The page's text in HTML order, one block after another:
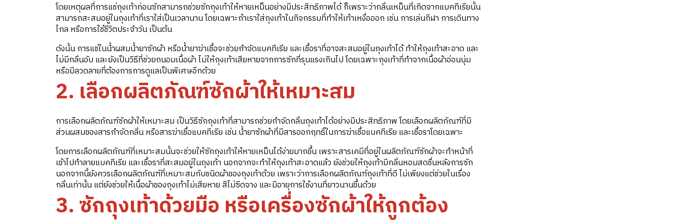
โดยเหตุผลที่การแช่ถุงเท้าก่อนซักสามารถช่วยซักถุงเท้าให้หายเหม็นอย่างมีประสิทธิภาพได้ ก็เพราะว่ากลิ่นเหม็นที่เกิดจากแบคทีเรียนั้น
สามารถสะสมอยู่ในถุงเท้าที่เราใส่เป็นเวลานาน โดยเฉพาะถ้าเราใส่ถุงเท้าในกิจกรรมที่ทำให้เท้าเหงื่อออก เช่น การเล่นกีฬา การเดินทาง
ไกล หรือการใช้ชีวิตประจำวัน เป็นต้น
ดังนั้น การแช่ในน้ำผสมน้ำยาซักผ้า หรือน้ำยาฆ่าเชื้อจะช่วยกำจัดแบคทีเรีย และเชื้อราที่อาจสะสมอยู่ในถุงเท้าได้ ทำให้ถุงเท้าสะอาด และ
ไม่มีกลิ่นอับ และยังเป็นวิธีที่ช่วยถนอมเนื้อผ้า ไม่ให้ถุงเท้าเสียหายจากการซักที่รุนแรงเกินไป โดยเฉพาะถุงเท้าที่ทำจากเนื้อผ้าอ่อนนุ่ม
หรือมีลวดลายที่ต้องการการดูแลเป็นพิเศษอีกด้วย
2. เลือกผลิตภัณฑ์ซักผ้าให้เหมาะสม
การเลือกผลิตภัณฑ์ซักผ้าให้เหมาะสม เป็นวิธีซักถุงเท้าที่สามารถช่วยกำจัดกลิ่นถุงเท้าได้อย่างมีประสิทธิภาพ โดยเลือกผลิตภัณฑ์ที่มี
ส่วนผสมของสารกำจัดกลิ่น หรือสารฆ่าเชื้อแบคทีเรีย เช่น น้ำยาซักผ้าที่มีสารออกฤทธิ์ในการฆ่าเชื้อแบคทีเรีย และเชื้อราโดยเฉพาะ
โดยการเลือกผลิตภัณฑ์ที่เหมาะสมนั้นจะช่วยให้ซักถุงเท้าให้หายเหม็นได้ง่ายมากขึ้น เพราะสารเคมีที่อยู่ในผลิตภัณฑ์ซักผ้าจะทำหน้าที่
เข้าไปทำลายแบคทีเรีย และเชื้อราที่สะสมอยู่ในถุงเท้า นอกจากจะทำให้ถุงเท้าสะอาดแล้ว ยังช่วยให้ถุงเท้ามีกลิ่นหอมสดชื่นหลังการซัก
นอกจากนี้ยังควรเลือกผลิตภัณฑ์ที่เหมาะสมกับชนิดผ้าของถุงเท้าด้วย เพราะว่าการเลือกผลิตภัณฑ์ถุงเท้าที่ดี ไม่เพียงแต่ช่วยในเรื่อง
กลิ่นเท่านั้น แต่ยังช่วยให้เนื้อผ้าของถุงเท้าไม่เสียหาย สีไม่ซีดจาง และมีอายุการใช้งานที่ยาวนานขึ้นด้วย
3. ซักถุงเท้าด้วยมือ หรือเครื่องซักผ้าให้ถูกต้อง